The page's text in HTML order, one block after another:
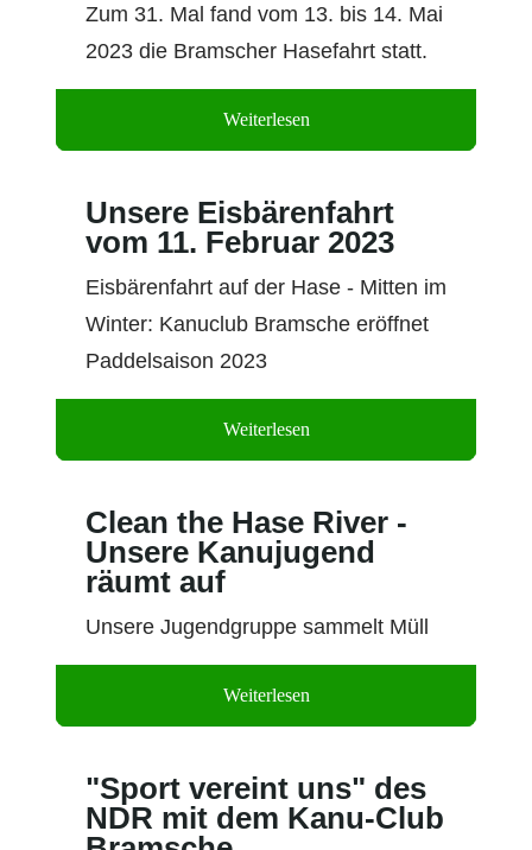
Zum 31. Mal fand vom 13. bis 14. Mai
2023 die Bramscher Hasefahrt statt.
Weiterlesen
15 Mai 2023
Unsere Eisbärenfahrt
vom 11. Februar 2023
Eisbärenfahrt auf der Hase - Mitten im
Winter: Kanuclub Bramsche eröffnet
Paddelsaison 2023
Weiterlesen
15 Mai 2023
Clean the Hase River -
Unsere Kanujugend
räumt auf
Unsere Jugendgruppe sammelt Müll
Weiterlesen
"Sport vereint uns" des
NDR mit dem Kanu-Club